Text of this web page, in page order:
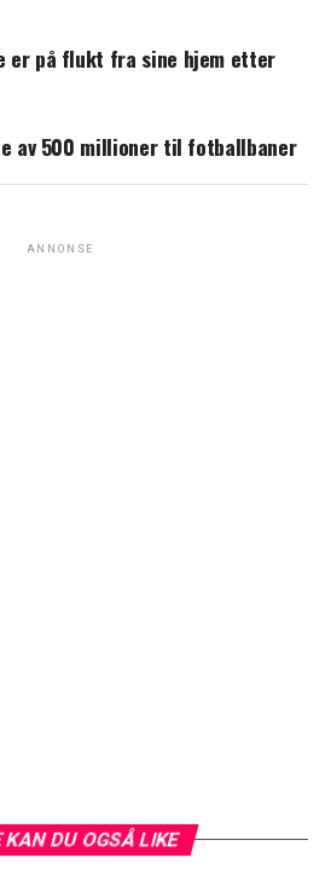
er på flukt fra sine hjem etter
av 500 millioner til fotballbaner
ANNONSE
KAN DU OGSÅ LIKE